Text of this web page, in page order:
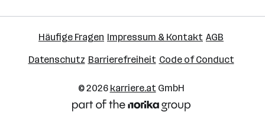
Häufige Fragen Impressum & Kontakt AGB
Datenschutz Barrierefreiheit Code of Conduct
© 2026 karriere.atGmbH